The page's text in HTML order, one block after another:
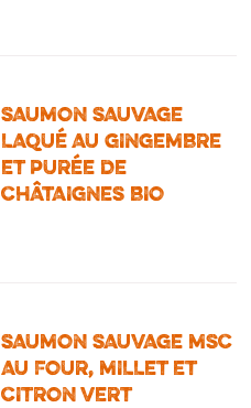
SAUMON SAUVAGE
LAQUÉ AU GINGEMBRE
ET PURÉE DE
CHÂTAIGNES BIO
SAUMON SAUVAGE MSC
AU FOUR, MILLET ET
CITRON VERT